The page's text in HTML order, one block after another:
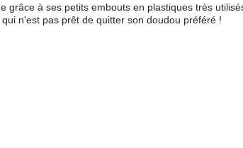
à ses petits embouts en plastiques très
n'est pas prêt de quitter son doudou préféré !